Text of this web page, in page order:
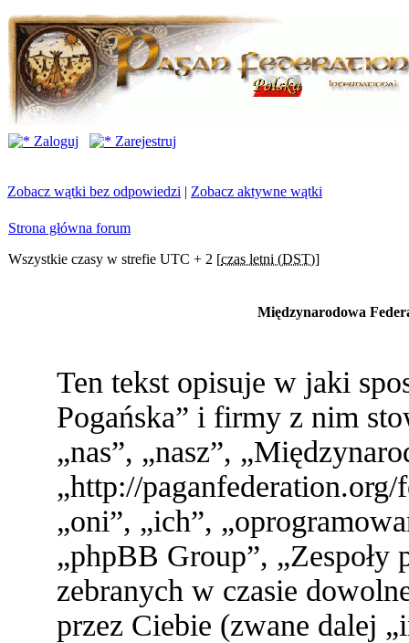
Zaloguj Zarejestruj
Zobacz wątki bez odpowiedzi | Zobacz aktywne wątki
Strona główna forum
Wszystkie czasy w strefie UTC + 2 [czas letni (DST)]
Międzynarodowa
Ten tekst opisuje w jaki
Pogańska” i firmy z nim
„nas”, „nasz”,
„http://
„oni”, „ich”,
„phpBB Group”,
zebranych w czasie
przez Ciebie (zwane dalej